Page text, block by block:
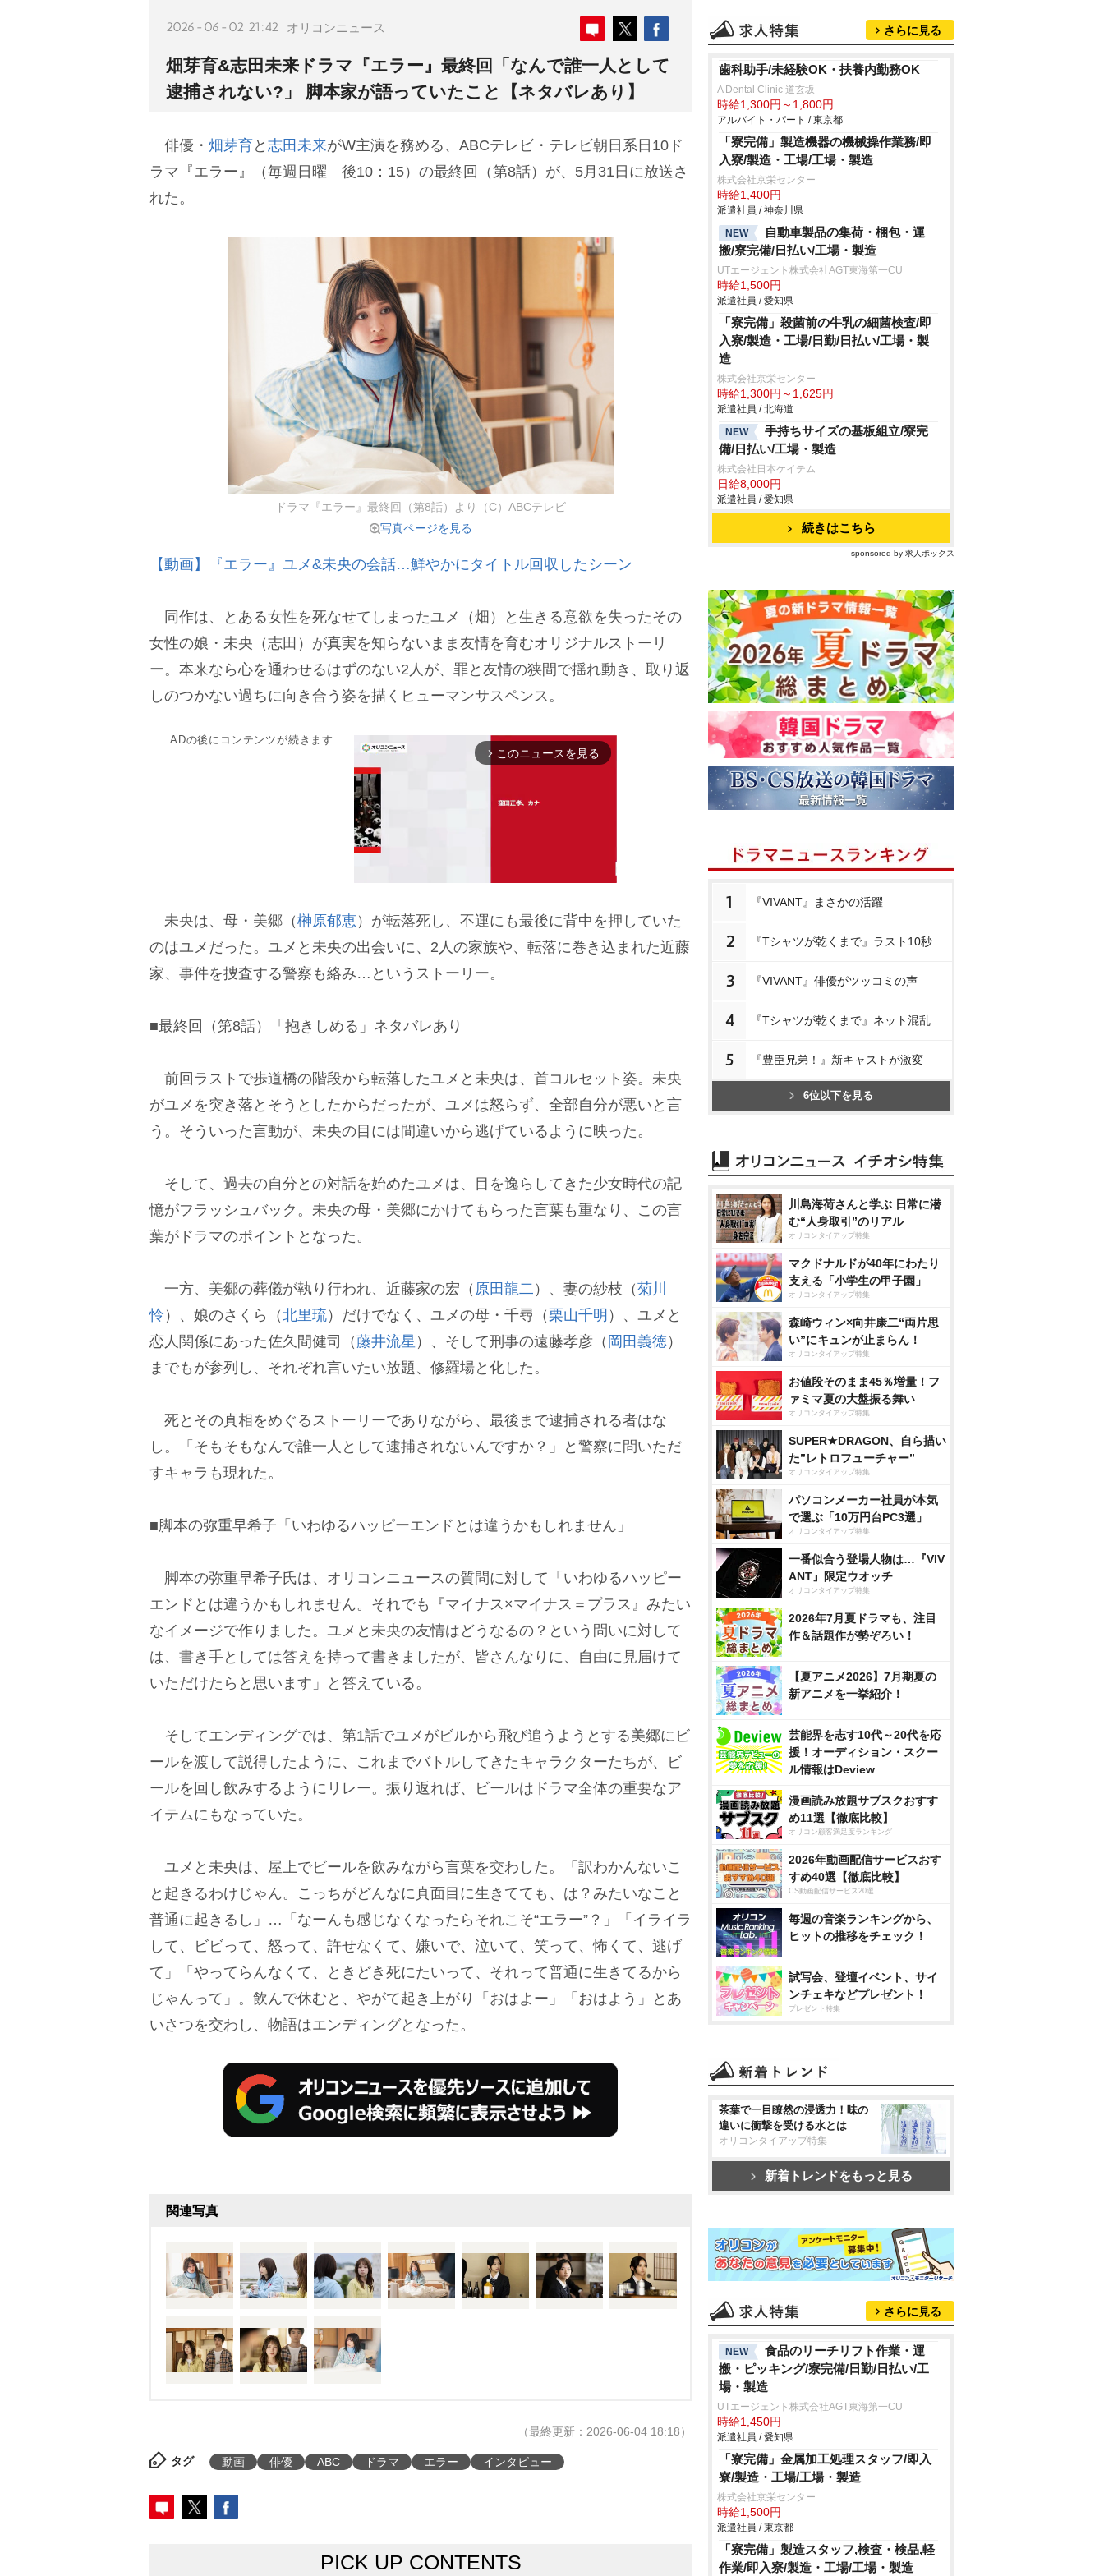
2026-06-02 21:42 オリコンニュース
畑芽育&志田未来ドラマ『エラー』最終回「なんで誰一人として
逮捕されない?」 脚本家が語っていたこと【ネタバレあり】
俳優・ 畑芽育 と 志田未来がW主演を務める、ABCテレビ・テレビ朝日系日10ド
ラマ『エラー』（毎週日曜 後10：15）の最終回（第8話）が、5月31日に放送さ
れた。
ドラマ『エラー』最終回（第8話）より（C）ABCテレビ
写真ページを見る
【動画】『エラー』ユメ&未央の会話…鮮やかにタイトル回収したシーン
同作は、とある女性を死なせてしまったユメ（畑）と生きる意欲を失ったその
女性の娘・未央（志田）が真実を知らないまま友情を育むオリジナルストーリ
ー。本来なら心を通わせるはずのない2人が、罪と友情の狭間で揺れ動き、取り返
しのつかない過ちに向き合う姿を描くヒューマンサスペンス。
ADの後にコンテンツが続きます
arrow_forward_ios このニュースを見る
M
未央は、母・美郷（榊原郁恵）が転落死し、不運にも最後に背中を押していた
のはユメだった。ユメと未央の出会いに、2人の家族や、転落に巻き込まれた近藤
家、事件を捜査する警察も絡み…というストーリー。
■最終回（第8話）「抱きしめる」ネタバレあり
前回ラストで歩道橋の階段から転落したユメと未央は、首コルセット姿。未央
がユメを突き落とそうとしたからだったが、ユメは怒らず、全部自分が悪いと言
う。そういった言動が、未央の目には間違いから逃げているように映った。
そして、過去の自分との対話を始めたユメは、目を逸らしてきた少女時代の記
憶がフラッシュバック。未央の母・美郷にかけてもらった言葉も重なり、この言
葉がドラマのポイントとなった。
一方、美郷の葬儀が執り行われ、近藤家の宏（ 原田龍二 ）、妻の紗枝（菊川
怜 ）、娘のさくら（北里琉）だけでなく、ユメの母・千尋（栗山千明 ）、ユメと
恋人関係にあった佐久間健司（藤井流星 ）、そして刑事の遠藤孝彦（ 岡田義徳）
までもが参列し、それぞれ言いたい放題、修羅場と化した。
死とその真相をめぐるストーリーでありながら、最後まで逮捕される者はな
し。「そもそもなんで誰一人として逮捕されないんですか？」と警察に問いただ
すキャラも現れた。
■脚本の弥重早希子「いわゆるハッピーエンドとは違うかもしれません」
脚本の弥重早希子氏は、オリコンニュースの質問に対して「いわゆるハッピー
エンドとは違うかもしれません。それでも『マイナス×マイナス＝プラス』みたい
なイメージで作りました。ユメと未央の友情はどうなるの？という問いに対して
は、書き手としては答えを持って書きましたが、皆さんなりに、自由に見届けて
いただけたらと思います」と答えている。
そしてエンディングでは、第1話でユメがビルから飛び追うようとする美郷にビ
ールを渡して説得したように、これまでバトルしてきたキャラクターたちが、ビ
ールを回し飲みするようにリレー。振り返れば、ビールはドラマ全体の重要なア
イテムにもなっていた。
ユメと未央は、屋上でビールを飲みながら言葉を交わした。「訳わかんないこ
と起きるわけじゃん。こっちがどんなに真面目に生きてても、は？みたいなこと
普通に起きるし」…「なーんも感じなくなったらそれこそ“エラー”？」「イライラ
して、ビビって、怒って、許せなくて、嫌いで、泣いて、笑って、怖くて、逃げ
て」「やってらんなくて、ときどき死にたいって、それって普通に生きてるから
じゃんって」。飲んで休むと、やがて起き上がり「おはよー」「おはよう」とあ
いさつを交わし、物語はエンディングとなった。
関連写真
（最終更新：2026-06-04 18:18）
タグ 動画 俳優 ABC ドラマ エラー インタビュー
PICK UP CONTENTS
さらに見る
歯科助手/未経験OK・扶養内勤務OK
A Dental Clinic 道玄坂
時給1,300円～1,800円
アルバイト・パート / 東京都
「寮完備」製造機器の機械操作業務/即
入寮/製造・工場/工場・製造
株式会社京栄センター
時給1,400円
派遣社員 / 神奈川県
NEW
自動車製品の集荷・梱包・運
搬/寮完備/日払い/工場・製造
UTエージェント株式会社AGT東海第一CU
時給1,500円
派遣社員 / 愛知県
「寮完備」殺菌前の牛乳の細菌検査/即
入寮/製造・工場/日勤/日払い/工場・製
造
株式会社京栄センター
時給1,300円～1,625円
派遣社員 / 北海道
NEW
手持ちサイズの基板組立/寮完
備/日払い/工場・製造
株式会社日本ケイテム
日給8,000円
派遣社員 / 愛知県
続きはこちら
sponsored by 求人ボックス
1 『VIVANT』まさかの活躍
2 『Tシャツが乾くまで』ラスト10秒
3 『VIVANT』俳優がツッコミの声
4 『Tシャツが乾くまで』ネット混乱
5 『豊臣兄弟！』新キャストが激変
6位以下を見る
川島海荷さんと学ぶ 日常に潜
む“人身取引”のリアル
オリコンタイアップ特集
マクドナルドが40年にわたり
支える「小学生の甲子園」
オリコンタイアップ特集
森崎ウィン×向井康二“両片思
い”にキュンが止まらん！
オリコンタイアップ特集
お値段そのまま45％増量！フ
ァミマ夏の大盤振る舞い
オリコンタイアップ特集
SUPER★DRAGON、自ら描い
た”レトロフューチャー”
オリコンタイアップ特集
パソコンメーカー社員が本気
で選ぶ「10万円台PC3選」
オリコンタイアップ特集
一番似合う登場人物は…『VIV
ANT』限定ウオッチ
オリコンタイアップ特集
2026年7月夏ドラマも、注目
作＆話題作が勢ぞろい！
【夏アニメ2026】7月期夏の
新アニメを一挙紹介！
芸能界を志す10代～20代を応
援！オーディション・スクー
ル情報はDeview
漫画読み放題サブスクおすす
め11選【徹底比較】
オリコン顧客満足度ランキング
2026年動画配信サービスおす
すめ40選【徹底比較】
CS動画配信サービス20選
毎週の音楽ランキングから、
ヒットの推移をチェック！
試写会、登壇イベント、サイ
ンチェキなどプレゼント！
プレゼント特集
茶葉で一目瞭然の浸透力！味の
違いに衝撃を受ける水とは
オリコンタイアップ特集
新着トレンドをもっと見る
さらに見る
NEW
食品のリーチリフト作業・運
搬・ピッキング/寮完備/日勤/日払い/工
場・製造
UTエージェント株式会社AGT東海第一CU
時給1,450円
派遣社員 / 愛知県
「寮完備」金属加工処理スタッフ/即入
寮/製造・工場/工場・製造
株式会社京栄センター
時給1,500円
派遣社員 / 東京都
「寮完備」製造スタッフ,検査・検品,軽
作業/即入寮/製造・工場/工場・製造